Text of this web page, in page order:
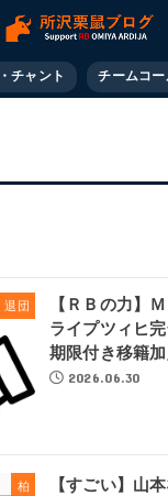
チャント チームコー
退団
【ＲＢの力】
ライプツィヒ
期限付き移籍加
2026.06.30
柏
【すごい】山